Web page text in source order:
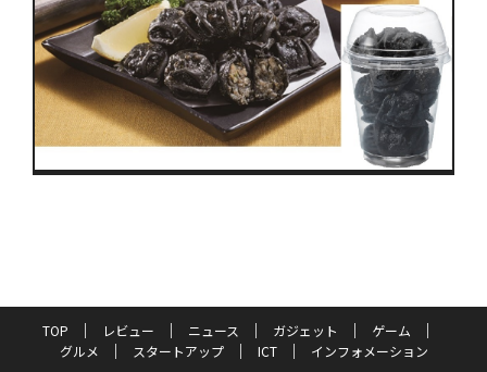
TOP レビュー ニュース ガジェット
ゲーム
グルメ
スタートアップ ICT
インフォメーション